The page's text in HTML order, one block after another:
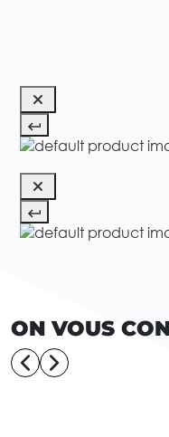
ON VOUS